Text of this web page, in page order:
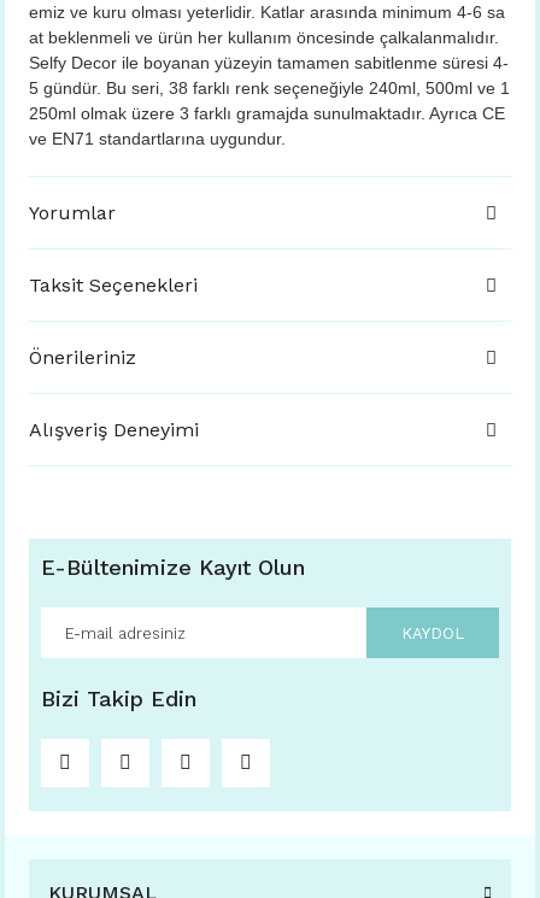
emiz ve kuru olması yeterlidir. Katlar arasında minimum 4-6 sa
at beklenmeli ve ürün her kullanım öncesinde çalkalanmalıdır.
Selfy Decor ile boyanan yüzeyin tamamen sabitlenme süresi 4-
5 gündür. Bu seri, 38 farklı renk seçeneğiyle 240ml, 500ml ve 1
250ml olmak üzere 3 farklı gramajda sunulmaktadır. Ayrıca CE
ve EN71 standartlarına uygundur.
Yorumlar
Taksit Seçenekleri
Önerileriniz
Alışveriş Deneyimi
E-Bültenimize Kayıt Olun
KAYDOL
Bizi Takip Edin
KURUMSAL